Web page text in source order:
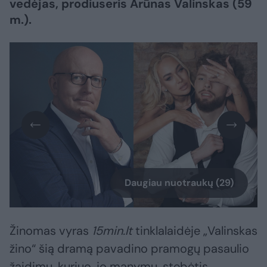
vedėjas, prodiuseris Arūnas Valinskas (59
m.).
Daugiau nuotraukų (29)
Žinomas vyras 15min.lttinklalaidėje „Valinskas
žino“ šią dramą pavadino pramogų pasaulio